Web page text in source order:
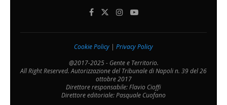
Cookie Policy | Privacy Policy
@2017-2025 - Gente e Territorio.
All Right Reserved. Autorizzazione del Tribunale di Napoli n. 39 del 26
ottobre 2017
Direttore responsabile: Flavio Cioffi
Direttore editoriale: Pasquale Cuofano